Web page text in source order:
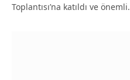
Toplantısı’na katıldı ve